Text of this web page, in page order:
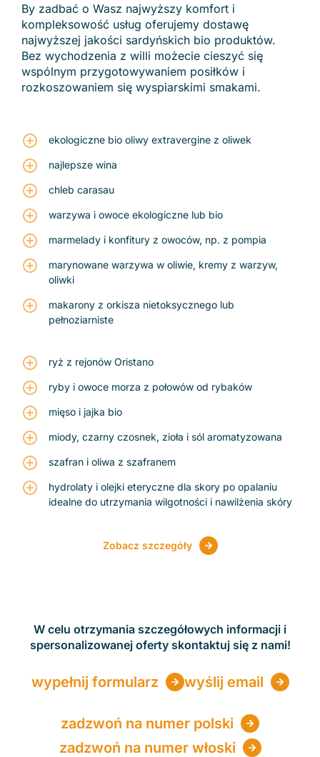
By zadbać o Wasz najwyższy komfort i
kompleksowość usług oferujemy dostawę
najwyższej jakości sardyńskich bio produktów.
Bez wychodzenia z willi możecie cieszyć się
wspólnym przygotowywaniem posiłków i
rozkoszowaniem się wyspiarskimi smakami.
ekologiczne bio oliwy extravergine z oliwek
najlepsze wina
chleb carasau
warzywa i owoce ekologiczne lub bio
marmelady i konfitury z owoców, np. z pompia
marynowane warzywa w oliwie, kremy z warzyw,
oliwki
makarony z orkisza nietoksycznego lub
pełnoziarniste
ryż z rejonów Oristano
ryby i owoce morza z połowów od rybaków
mięso i jajka bio
miody, czarny czosnek, zioła i sól aromatyzowana
szafran i oliwa z szafranem
hydrolaty i olejki eteryczne dla skory po opalaniu
idealne do utrzymania wilgotności i nawilżenia skóry
Zobacz szczegóły
W celu otrzymania szczegółowych informacji i
spersonalizowanej oferty skontaktuj się z nami!
wypełnij formularz wyślij email
zadzwoń na numer polski
zadzwoń na numer włoski